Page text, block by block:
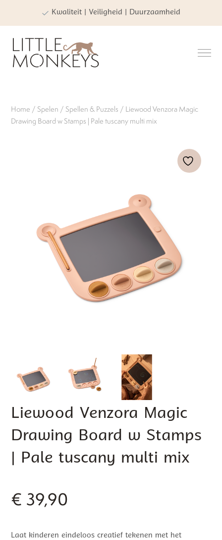
Kwaliteit | Veiligheid | Duurzaamheid
Home /Spelen /Spellen & Puzzels / Liewood Venzora Magic
Drawing Board w Stamps | Pale tuscany multi mix
Liewood Venzora Magic
Drawing Board w Stamps
| Pale tuscany multi mix
€ 39,90
Laat kinderen eindeloos creatief tekenen met het